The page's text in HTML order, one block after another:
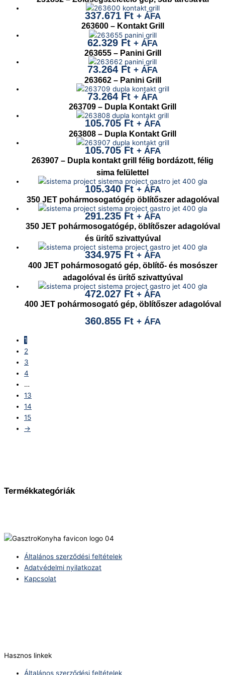
Termékkategóriák
337.671 Ft + ÁFA
263600 – Kontakt Grill
62.329 Ft + ÁFA
263655 – Panini Grill
73.264 Ft + ÁFA
263662 – Panini Grill
73.264 Ft + ÁFA
263709 – Dupla Kontakt Grill
105.705 Ft + ÁFA
263808 – Dupla Kontakt Grill
105.705 Ft + ÁFA
263907 – Dupla kontakt grill félig bordázott, félig
sima felülettel
105.340 Ft + ÁFA
350 JET pohármosogatógép öblítőszer adagolóval
291.235 Ft + ÁFA
350 JET pohármosogatógép, öblítőszer adagolóval
és ürítő szivattyúval
334.975 Ft + ÁFA
400 JET pohármosogató gép, öblítő- és mosószer
adagolóval és ürítő szivattyúval
472.027 Ft + ÁFA
400 JET pohármosogató gép, öblítőszer adagolóval
360.855 Ft + ÁFA
1
2
3
4
…
13
14
15
→
Általános szerződési feltételek
Adatvédelmi nyilatkozat
Kapcsolat
Hasznos linkek
Általános szerződési feltételek